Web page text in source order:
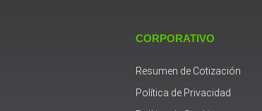
CORPORATIVO
Resumen de Cotización
Política de Privacidad